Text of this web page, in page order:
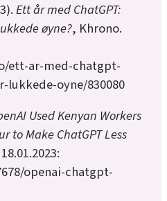
Ett år med ChatGPT:
øyne?, Khrono.
ett-ar-med-chatgpt-
oyne/830080
Used Kenyan Workers
to Make ChatGPT Less
openai-chatgpt-